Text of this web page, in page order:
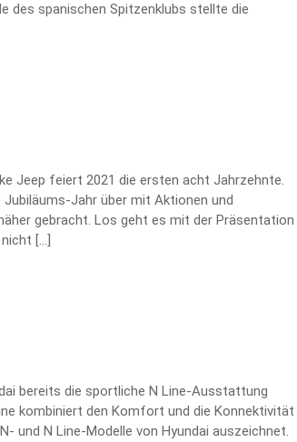
des spanischen Spitzenklubs stellte die
Jeep feiert 2021 die ersten acht Jahrzehnte.
Jubiläums-Jahr über mit Aktionen und
gebracht. Los geht es mit der Präsentation
[…]
bereits die sportliche N Line-Ausstattung
kombiniert den Komfort und die Konnektivität
und N Line-Modelle von Hyundai auszeichnet.